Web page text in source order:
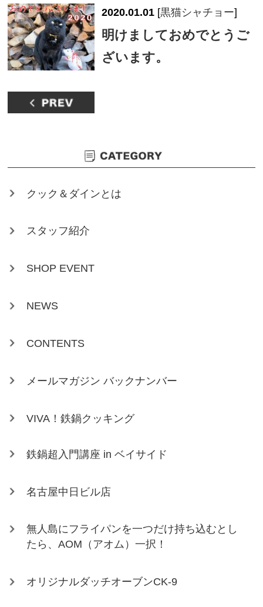
2020.01.01 [黒猫シャチョー]
明けましておめでとうご
ざいます。
クック＆ダインとは
スタッフ紹介
SHOP EVENT
NEWS
CONTENTS
メールマガジン バックナンバー
VIVA！鉄鍋クッキング
鉄鍋超入門講座 in ベイサイド
名古屋中日ビル店
無人島にフライパンを一つだけ持ち込むとし
たら、AOM（アオム）一択！
オリジナルダッチオーブンCK-9